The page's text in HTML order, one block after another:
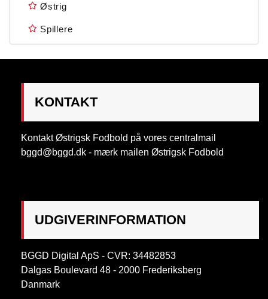
Østrig
Spillere
KONTAKT
Kontakt Østrigsk Fodbold på vores centralmail
bggd@bggd.dk - mærk mailen Østrigsk Fodbold
UDGIVERINFORMATION
BGGD Digital ApS - CVR: 34482853
Dalgas Boulevard 48 - 2000 Frederiksberg
Danmark